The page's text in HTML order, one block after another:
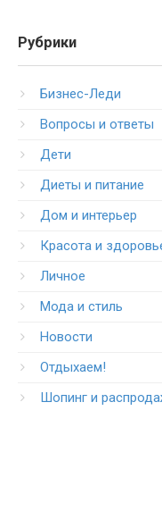
Рубрики
Бизнес-Леди
Вопросы и ответы
Дети
Диеты и питание
Дом и интерьер
Красота и
Личное
Мода и стиль
Новости
Отдыхаем!
Шопинг и